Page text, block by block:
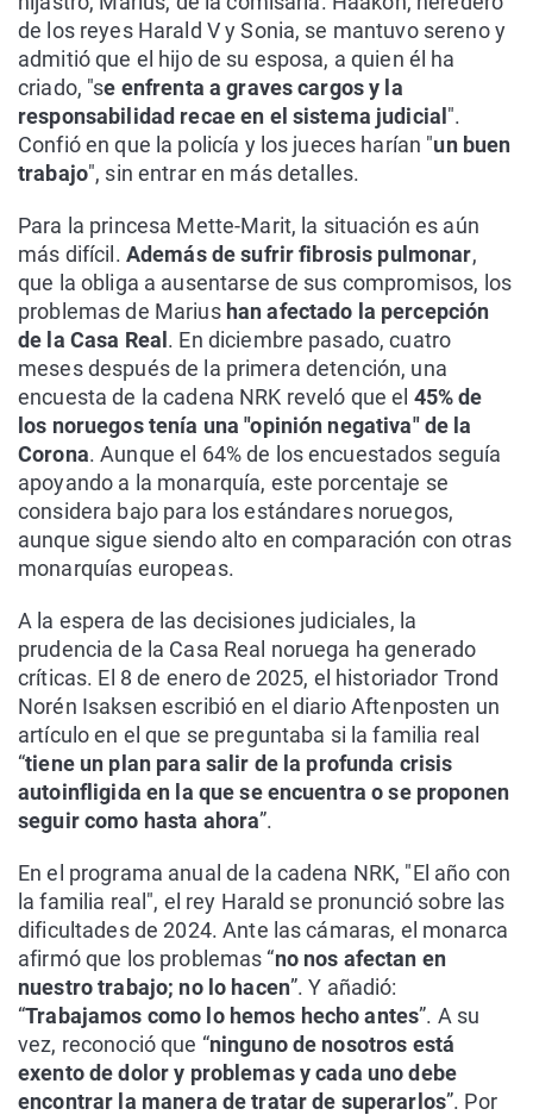
de los reyes Harald V y Sonia, se mantuvo sereno y
admitió que el hijo de su esposa, a quien él ha
criado, "se enfrenta a graves cargos y la
responsabilidad recae en el sistema judicial ".
Confió en que la policía y los jueces harían "un buen
trabajo", sin entrar en más detalles.
Para la princesa Mette-Marit, la situación es aún
más difícil. Además de sufrir fibrosis pulmonar,
que la obliga a ausentarse de sus compromisos, los
problemas de Marius han afectado la percepción
de la Casa Real . En diciembre pasado, cuatro
meses después de la primera detención, una
encuesta de la cadena NRK reveló que el 45% de
los noruegos tenía una "opinión negativa" de la
Corona. Aunque el 64% de los encuestados seguía
apoyando a la monarquía, este porcentaje se
considera bajo para los estándares noruegos,
aunque sigue siendo alto en comparación con otras
monarquías europeas.
A la espera de las decisiones judiciales, la
prudencia de la Casa Real noruega ha generado
críticas. El 8 de enero de 2025, el historiador Trond
Norén Isaksen escribió en el diario Aftenposten un
artículo en el que se preguntaba si la familia real
“tiene un plan para salir de la profunda crisis
autoinfligida en la que se encuentra o se proponen
seguir como hasta ahora”.
En el programa anual de la cadena NRK, "El año con
la familia real", el rey Harald se pronunció sobre las
dificultades de 2024. Ante las cámaras, el monarca
afirmó que los problemas “no nos afectan en
nuestro trabajo; no lo hacen”. Y añadió:
“Trabajamos como lo hemos hecho antes”. A su
vez, reconoció que “ninguno de nosotros está
exento de dolor y problemas y cada uno debe
encontrar la manera de tratar de superarlos”. Por